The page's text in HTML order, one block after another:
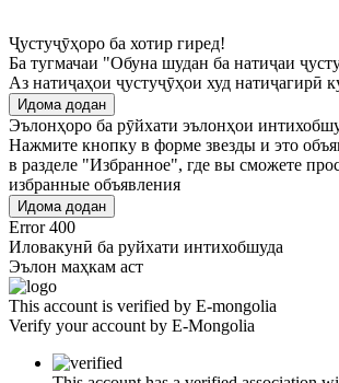
Ҷустуҷӯҳоро ба хотир гиред!
Ба тугмачаи "Обуна шудан ба натиҷаи
Аз натиҷаҳои ҷустуҷӯҳои худ натиҷагирӣ
Идома додан
Эълонҳоро ба рӯйхати эълонҳои
Нажмите кнопку в форме звезды и это
в разделе "Избранное", где вы сможете
избранные объявления
Идома додан
Error 400
Иловакунӣ ба руйхати интихобшуда
Эълон маҳкам аст
This account is verified by E-mongolia
Verify your account by E-Mongolia